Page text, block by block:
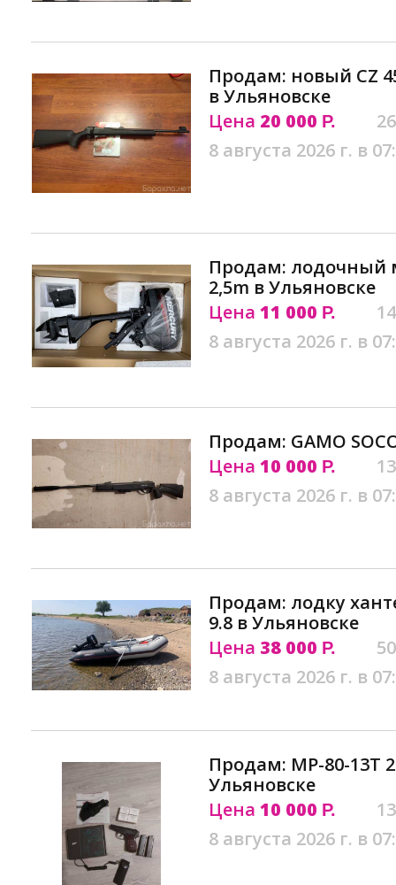
Продам: новый CZ
в Ульяновске
Цена 20 000 Р.
8 августа 2026 г. в
Продам: лодочный
2,5m в Ульяновске
Цена 11 000 Р.
8 августа 2026 г. в
Продам: GAMO
Цена 10 000 Р.
8 августа 2026 г. в
Продам: лодку
9.8 в Ульяновске
Цена 38 000 Р.
8 августа 2026 г. в
Продам: МР-80-13Т
Ульяновске
Цена 10 000 Р.
8 августа 2026 г. в